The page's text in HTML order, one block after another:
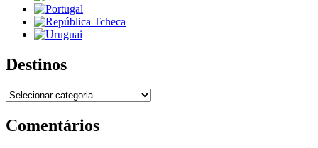
Destinos
Destinos
Comentários